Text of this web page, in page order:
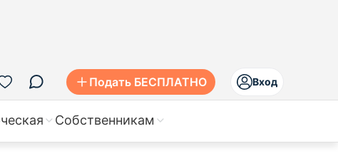
Подать БЕСПЛАТНО Вход
Собственникам